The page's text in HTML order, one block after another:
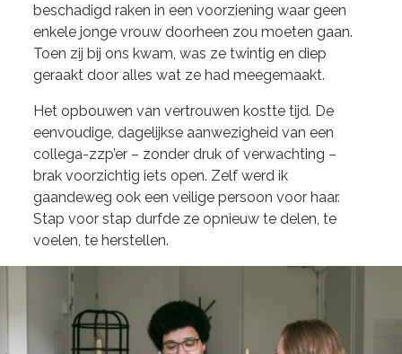
beschadigd raken in een voorziening waar geen
enkele jonge vrouw doorheen zou moeten gaan.
Toen zij bij ons kwam, was ze twintig en diep
geraakt door alles wat ze had meegemaakt.
Het opbouwen van vertrouwen kostte tijd. De
eenvoudige, dagelijkse aanwezigheid van een
collega-zzp’er – zonder druk of verwachting –
brak voorzichtig iets open. Zelf werd ik
gaandeweg ook een veilige persoon voor haar.
Stap voor stap durfde ze opnieuw te delen, te
voelen, te herstellen.